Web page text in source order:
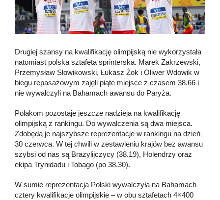
Drugiej szansy na kwalifikację olimpijską nie wykorzystała
natomiast polska sztafeta sprinterska. Marek Zakrzewski,
Przemysław Słowikowski, Łukasz Żok i Oliwer Wdowik w
biegu repasażowym zajęli piąte miejsce z czasem 38.66 i
nie wywalczyli na Bahamach awansu do Paryża.
Polakom pozostaje jeszcze nadzieja na kwalifikację
olimpijską z rankingu. Do wywalczenia są dwa miejsca.
Zdobędą je najszybsze reprezentacje w rankingu na dzień
30 czerwca. W tej chwili w zestawieniu krajów bez awansu
szybsi od nas są Brazylijczycy (38.19), Holendrzy oraz
ekipa Trynidadu i Tobago (po 38.30).
W sumie reprezentacja Polski wywalczyła na Bahamach
cztery kwalifikacje olimpijskie – w obu sztafetach 4×400